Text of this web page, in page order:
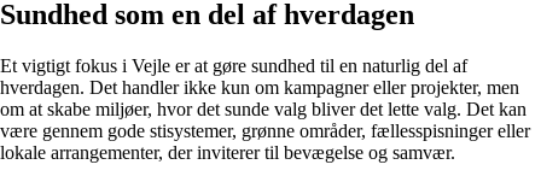
Sundhed som en del af hverdagen
Et vigtigt fokus i Vejle er at gøre sundhed til en naturlig del af
hverdagen. Det handler ikke kun om kampagner eller projekter, men
om at skabe miljøer, hvor det sunde valg bliver det lette valg. Det kan
være gennem gode stisystemer, grønne områder, fællesspisninger eller
lokale arrangementer, der inviterer til bevægelse og samvær.